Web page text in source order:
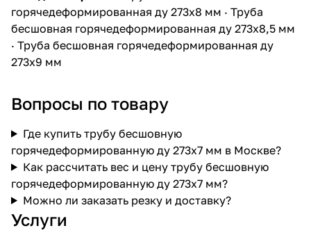
горячедеформированная ду 273х8 мм · Труба
бесшовная горячедеформированная ду 273х8,5 мм
· Труба бесшовная горячедеформированная ду
273х9 мм
Вопросы по товару
Где купить трубу бесшовную
горячедеформированную ду 273х7 мм в Москве?
Как рассчитать вес и цену трубу бесшовную
горячедеформированную ду 273х7 мм?
Можно ли заказать резку и доставку?
Услуги